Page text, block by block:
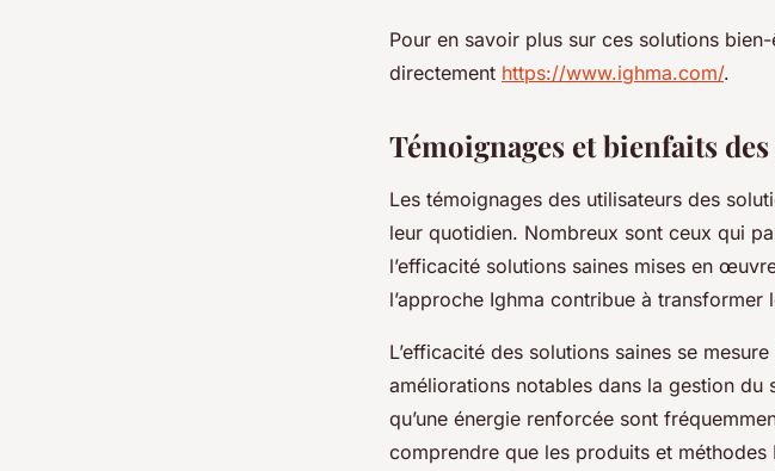
Pour en savoir plus sur ces solutions
directement https://www.ighma.com/.
Témoignages et bienfaits
Les témoignages des utilisateurs des
leur quotidien. Nombreux sont ceux qui
l’efficacité solutions saines mises en
l’approche Ighma contribue à
L’efficacité des solutions saines se
améliorations notables dans la gestion du
qu’une énergie renforcée sont
comprendre que les produits et